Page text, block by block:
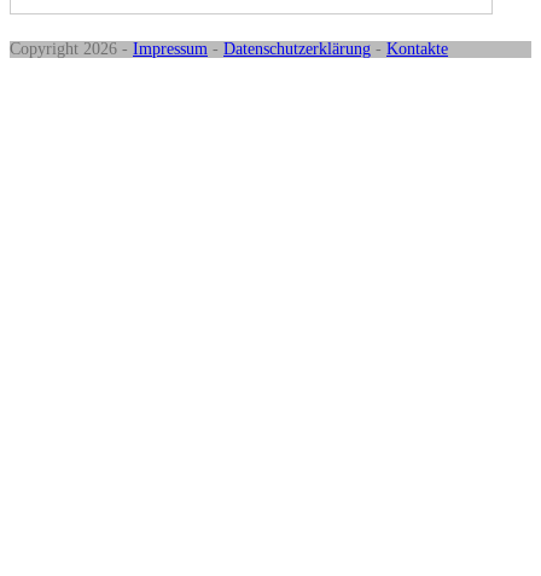
Copyright 2026 - Impressum - Datenschutzerklärung - Kontakte